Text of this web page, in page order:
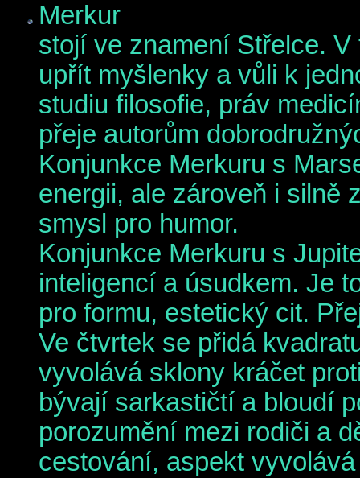
Merkur
stojí ve znamení Střelce.
upřít myšlenky a vůli k
studiu filosofie, práv
přeje autorům
Konjunkce Merkuru s
energii, ale zároveň i silně
smysl pro humor.
Konjunkce Merkuru s
inteligencí a úsudkem. Je
pro formu, estetický cit.
Ve čtvrtek se přidá
vyvolává sklony kráčet
bývají sarkastičtí a bloudí
porozumění mezi rodiči a
cestování, aspekt